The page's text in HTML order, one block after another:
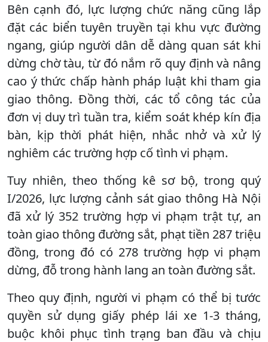
Bên cạnh đó, lực lượng chức năng cũng lắp
đặt các biển tuyên truyền tại khu vực đường
ngang, giúp người dân dễ dàng quan sát khi
dừng chờ tàu, từ đó nắm rõ quy định và nâng
cao ý thức chấp hành pháp luật khi tham gia
giao thông. Đồng thời, các tổ công tác của
đơn vị duy trì tuần tra, kiểm soát khép kín địa
bàn, kịp thời phát hiện, nhắc nhở và xử lý
nghiêm các trường hợp cố tình vi phạm.
Tuy nhiên, theo thống kê sơ bộ, trong quý
I/2026, lực lượng cảnh sát giao thông Hà Nội
đã xử lý 352 trường hợp vi phạm trật tự, an
toàn giao thông đường sắt, phạt tiền 287 triệu
đồng, trong đó có 278 trường hợp vi phạm
dừng, đỗ trong hành lang an toàn đường sắt.
Theo quy định, người vi phạm có thể bị tước
quyền sử dụng giấy phép lái xe 1-3 tháng,
buộc khôi phục tình trạng ban đầu và chịu